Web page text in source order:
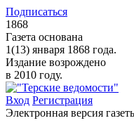
Подписаться
1868
Газета основана
1(13) января 1868 года.
Издание возрождено
в 2010 году.
Вход Регистрация
Электронная версия